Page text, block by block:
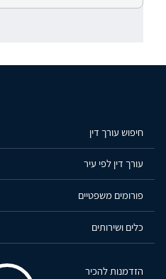
חיפוש עורך דין
עורך דין לפי עיר
פורומים משפטיים
כלים ושירותים
הזדמנות להכיר